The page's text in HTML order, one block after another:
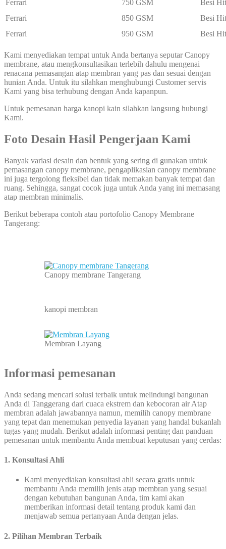
Ferrari
750 GSM
Besi
Ferrari
850 GSM
Besi
Ferrari
950 GSM Besi
Kami menyediakan tempat untuk Anda bertanya seputar Canopy
membrane, atau mengkonsultasikan terlebih dahulu mengenai
renacana pemasangan atap membran yang pas dan sesuai dengan
hunian Anda. Untuk itu silahkan menghubungi Customer servis
Kami yang bisa terhubung dengan Anda kapanpun.
Untuk pemesanan harga kanopi kain silahkan langsung hubungi
Kami.
Foto Desain Hasil Pengerjaan Kami
Banyak variasi desain dan bentuk yang sering di gunakan untuk
pemasangan canopy membrane, pengaplikasian canopy membrane
ini juga tergolong fleksibel dan tidak memakan banyak tempat dan
ruang. Sehingga, sangat cocok juga untuk Anda yang ini memasang
atap membran minimalis.
Berikut beberapa contoh atau portofolio Canopy Membrane
Tangerang:
Canopy membrane Tangerang
kanopi membran
Membran Layang
Informasi pemesanan
Anda sedang mencari solusi terbaik untuk melindungi bangunan
Anda di Tanggerang dari cuaca ekstrem dan kebocoran air Atap
membran adalah jawabannya namun, memilih canopy membrane
yang tepat dan menemukan penyedia layanan yang handal bukanlah
tugas yang mudah. Berikut adalah informasi penting dan panduan
pemesanan untuk membantu Anda membuat keputusan yang cerdas:
1. Konsultasi Ahli
Kami menyediakan konsultasi ahli secara gratis untuk
membantu Anda memilih jenis atap membran yang sesuai
dengan kebutuhan bangunan Anda, tim kami akan
memberikan informasi detail tentang produk kami dan
menjawab semua pertanyaan Anda dengan jelas.
2. Pilihan Membran Terbaik